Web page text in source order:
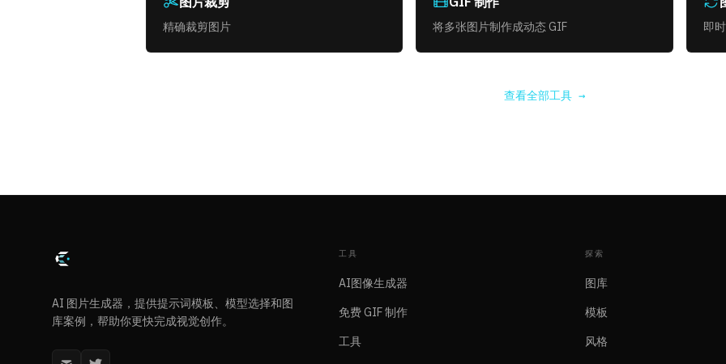
精确裁剪图片 将多张图片制作成动态 GIF 即
查看全部工具 →
AI 图片生成器，提供提示词模板、模型选择和图
库案例，帮助你更快完成视觉创作。
工具
AI图像生成器
免费 GIF 制作
工具
探索
图库
模板
风格